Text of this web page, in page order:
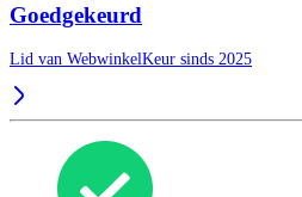
Goedgekeurd
Lid van WebwinkelKeur sinds 2025